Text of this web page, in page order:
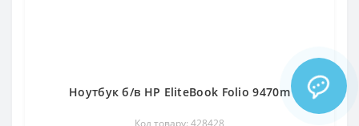
Ноутбук б/в HP EliteBook Folio 9470m
Код товару: 428428